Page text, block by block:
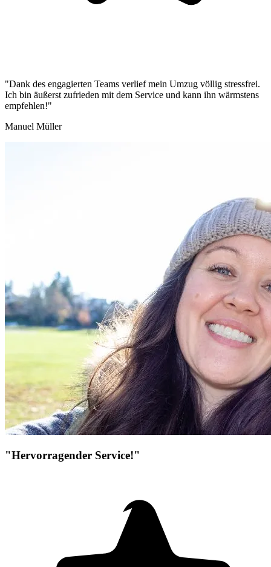
"Dank des engagierten Teams verlief mein Umzug völlig stressfrei.
Ich bin äußerst zufrieden mit dem Service und kann ihn wärmstens
empfehlen!"
Manuel Müller
"Hervorragender Service!"